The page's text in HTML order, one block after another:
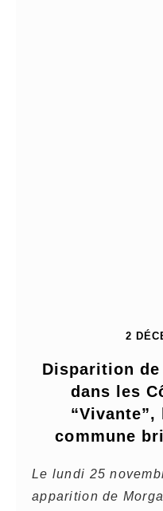
2
Disparition de
dans les
commune
Le lundi 25
apparition de